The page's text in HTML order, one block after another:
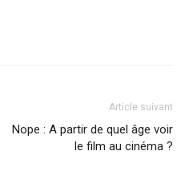
Article suivant
Nope : A partir de quel âge voir
le film au cinéma ?